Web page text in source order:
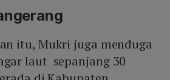
itu, Mukri juga menduga
laut sepanjang 30